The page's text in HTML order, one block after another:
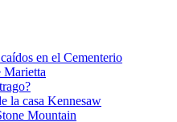
en el Cementerio
Marietta
la casa Kennesaw
Mountain